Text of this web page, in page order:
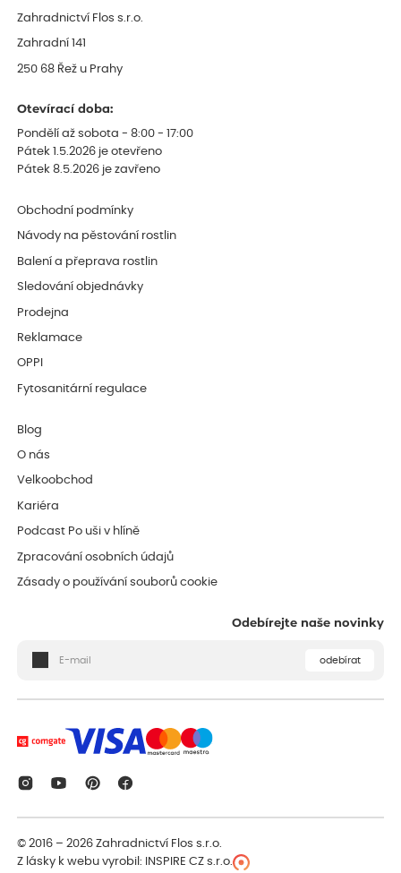
Zahradnictví Flos s.r.o.
Zahradní 141
250 68 Řež u Prahy
Otevírací doba:
Pondělí až sobota - 8:00 - 17:00
Pátek 1.5.2026 je otevřeno
Pátek 8.5.2026 je zavřeno
Obchodní podmínky
Návody na pěstování rostlin
Balení a přeprava rostlin
Sledování objednávky
Prodejna
Reklamace
OPPI
Fytosanitární regulace
Blog
O nás
Velkoobchod
Kariéra
Podcast Po uši v hlíně
Zpracování osobních údajů
Zásady o používání souborů cookie
Odebírejte naše novinky
odebírat
© 2016 – 2026Zahradnictví Flos s.r.o.
Z lásky k webu vyrobil:
INSPIRE CZ s.r.o.